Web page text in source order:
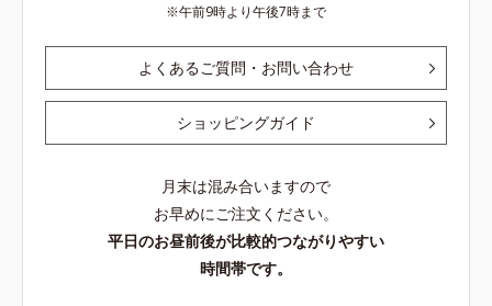
午前9時より午後7時まで
よくあるご質問・お問い合わせ
ショッピングガイド
月末は混み合いますので
お早めにご注文ください。
平日のお昼前後が比較的つながりやすい
時間帯です。